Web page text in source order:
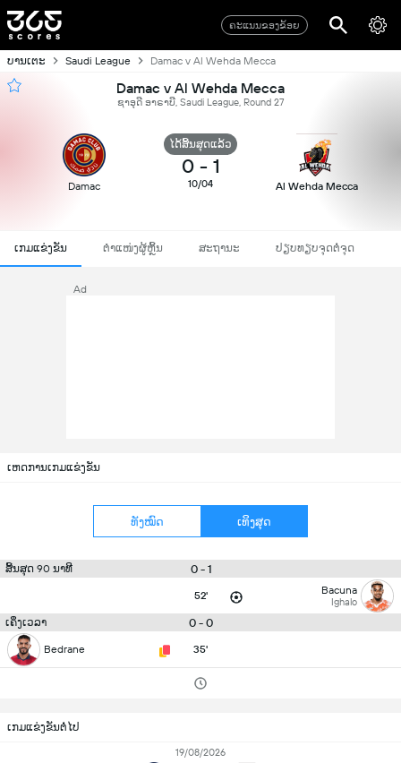
ຄະແນນຂອງຂ້ອຍ
ບານເຕະ Saudi League Damac v Al Wehda Mecca
Damac v Al Wehda Mecca
ຊາອຸດີ ອາຣາບີ, Saudi League, Round 27
Damac
ໄດ້ສິ້ນສຸດແລ້ວ
0 - 1
10/04 Al Wehda Mecca
ເກມແຂ່ງຂັນ ຕຳແໜ່ງຜູ້ຫຼິ້ນ ສະຖານະ ປຽບທຽບຈຸດຕໍ່ຈຸດ
Ad
ເຫດການເກມແຂ່ງຂັນ
ທັງໝົດ ເທິງສຸດ
ສິ້ນສຸດ 90 ນາທີ 0 - 1
52' Bacuna
Ighalo
ເຄິ່ງເວລາ 0 - 0
Bedrane 35'
ເກມແຂ່ງຂັນຕໍ່ໄປ
19/08/2026